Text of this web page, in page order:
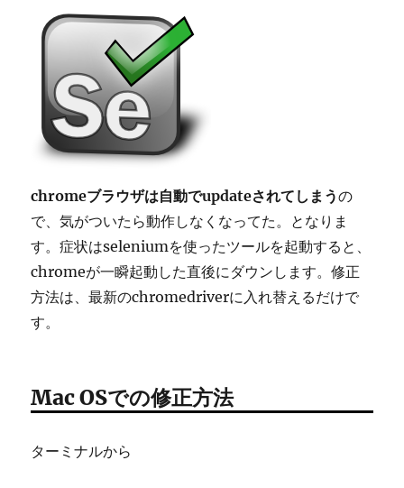
示
に
す
に
chromeブラウザは自動でupdateされてしまうの
で、気がついたら動作しなくなってた。となりま
す。症状はseleniumを使ったツールを起動すると、
chromeが一瞬起動した直後にダウンします。修正
方法は、最新のchromedriverに入れ替えるだけで
す。
Mac OSでの修正方法
ターミナルから